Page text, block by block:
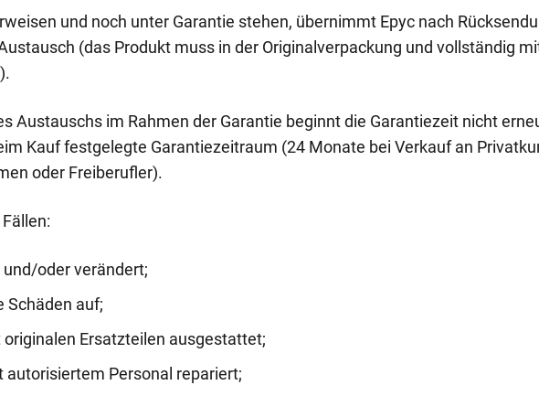
und noch unter Garantie stehen, übernimmt Epyc nach
(das Produkt muss in der Originalverpackung und vollständig
Austauschs im Rahmen der Garantie beginnt die Garantiezeit nicht
Kauf festgelegte Garantiezeitraum (24 Monate bei Verkauf an
oder Freiberufler).
oder verändert;
Schäden auf;
Ersatzteilen ausgestattet;
autorisiertem Personal repariert;